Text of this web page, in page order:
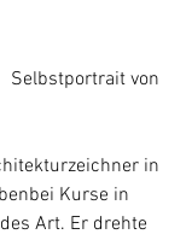
in
Kurse in
Art. Er drehte